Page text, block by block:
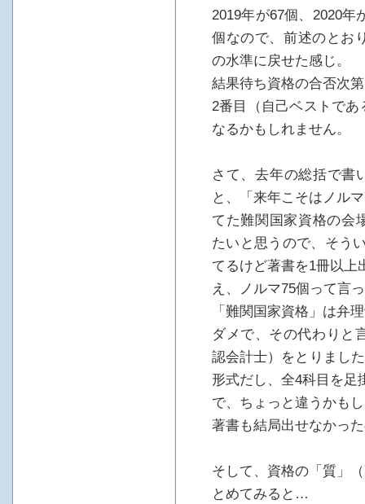
2019年が67個、2020年
個なので、前述のとお
の水準に戻せた感じ。
結果待ち資格の合否次
2番目（自己ベストで
なるかもしれません。
さて、去年の総括で書
と、「来年こそはノル
てた難関国家資格の会
たいと思うので、そう
てるけど著書を1冊以上
え、ノルマ75個って言
「難関国家資格」は弁
ダメで、その代わりと
認会計士）をとりまし
形式だし、全4科目を足
で、ちょっと違うかも
著書も結局出せなかっ
そして、資格の「質」
とめてみると…